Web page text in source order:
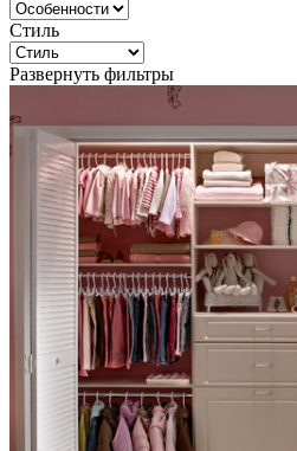
Стиль
Развернуть фильтры